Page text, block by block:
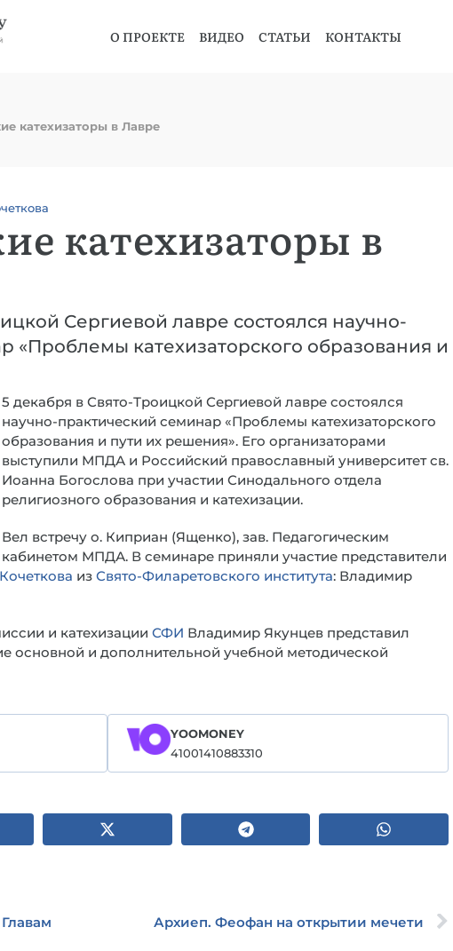
О ПРОЕКТЕ ВИДЕО СТАТЬИ КОНТАКТЫ
катехизаторы в Лавре
катехизаторы в
Сергиевой лавре состоялся научно-
«Проблемы катехизаторского образования и
5 декабря в Свято-Троицкой Сергиевой лавре состоялся
научно-практический семинар «Проблемы катехизаторского
образования и пути их решения». Его организаторами
выступили МПДА и Российский православный университет св.
Иоанна Богослова при участии Синодального отдела
религиозного образования и катехизации.
Вел встречу о. Киприан (Ященко), зав. Педагогическим
кабинетом МПДА. В семинаре приняли участие представители
из Свято-Филаретовского института: Владимир
и катехизации СФИ Владимир Якунцев представил
основной и дополнительной учебной методической
YOOMONEY
41001410883310
Архиеп. Феофан на открытии мечети